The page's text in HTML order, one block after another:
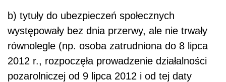
b) tytuły do ubezpieczeń społecznych
występowały bez dnia przerwy, ale nie trwały
równolegle (np. osoba zatrudniona do 8 lipca
2012 r., rozpoczęła prowadzenie działalności
pozarolniczej od 9 lipca 2012 i od tej daty